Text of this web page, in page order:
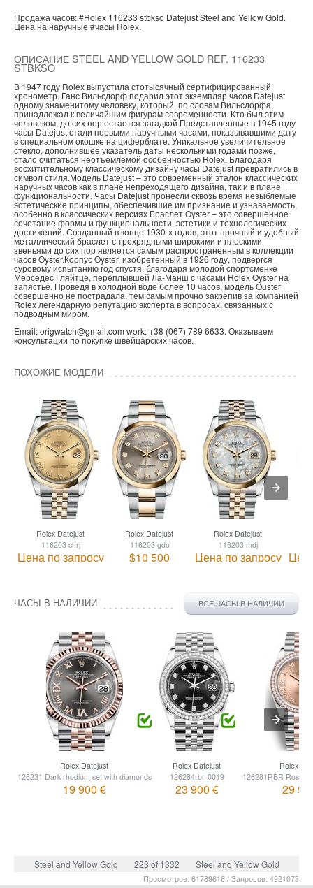
Продажа часов:#Rolex 116233 stbkso DatejustSteel and Yellow Gold.
Цена на наручные #часы Rolex.
ОПИСАНИЕ STEEL AND YELLOW GOLD REF. 116233
STBKSO
В 1947 году Rolex выпустила стотысячный сертифицированный
хронометр. Ганс Вильсдорф подарил этот экземпляр часов Datejust
одному знаменитому человеку, который, по словам Вильсдорфа,
принадлежал к величайшим фигурам современности. Кто был этим
человеком, до сих пор остается загадкой.Представленные в 1945 году
часы Datejust стали первыми наручными часами, показывавшими дату
в специальном окошке на циферблате. Уникальное увеличительное
стекло, дополнившее указатель даты несколькими годами позже,
стало считаться неотъемлемой особенностью Rolex. Благодаря
восхитительному классическому дизайну часы Datejust превратились в
символ стиля.Модель Datejust – это современный эталон классических
наручных часов как в плане непреходящего дизайна, так и в плане
функциональности. Часы Datejust пронесли сквозь время незыблемые
эстетические принципы, обеспечившие им признание и узнаваемость,
особенно в классических версиях.Браслет Oyster – это совершенное
сочетание формы и функциональности, эстетики и технологических
достижений. Созданный в конце 1930-х годов, этот прочный и удобный
металлический браслет с трехрядными широкими и плоскими
звеньями до сих пор является самым распространенным в коллекции
часов Oyster.Корпус Oyster, изобретенный в 1926 году, подвергся
суровому испытанию год спустя, благодаря молодой спортсменке
Мерседес Гляйтце, переплывшей Ла-Манш с часами Rolex Oyster на
запястье. Проведя в холодной воде более 10 часов, модель Ouster
совершенно не пострадала, тем самым прочно закрепив за компанией
Rolex легендарную репутацию эксперта в вопросах, связанных с
подводным миром.
Email: origwatch@gmail.com work: +38 (067) 789 6633. Оказываем
консультации по покупке швейцарских часов.
ПОХОЖИЕ МОДЕЛИ
Rolex Datejust
116203 chrj
Цена по запросу
Rolex Datejust
116203 gdo
$10 500
Rolex Datejust
116203 mdj
Цена по запросу
ЧАСЫ В НАЛИЧИИ ВСЕ ЧАСЫ В НАЛИЧИИ
Rolex Datejust
126231 Dark rhodium set with diamonds
19 900 €
Rolex Datejust
126284rbr-0019
23 900 €
Rolex
126281RBR Rose
29
Steel and Yellow Gold 223 of 1332 Steel and Yellow Gold
Просмотров: 61789616 / Запросов: 4921073